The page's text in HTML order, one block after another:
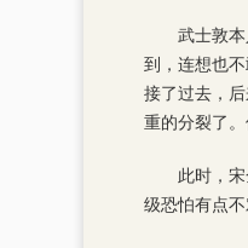
武士敦
到，连想也
接了过去，
重的分裂了
此时，
级恐怕有点不